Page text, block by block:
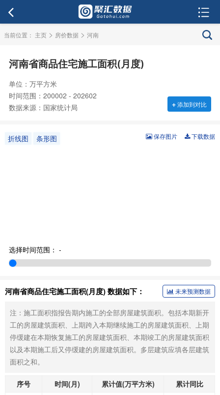
当前位置： 主页 > 房价数据 > 河南
河南省商品住宅施工面积(月度)
单位：万平方米
时间范围：200002 - 202602
数据来源：国家统计局
+添加到对比
折线图 条形图 下载数据
保存图片
选择时间范围： -
河南省商品住宅施工面积(月度) 数据如下： 未来预测数据
注：施工面积指报告期内施工的全部房屋建筑面积。包括本期新开
工的房屋建筑面积、上期跨入本期继续施工的房屋建筑面积、上期
停缓建在本期恢复施工的房屋建筑面积、本期竣工的房屋建筑面积
以及本期施工后又停缓建的房屋建筑面积。多层建筑应填各层建筑
面积之和。
序号 时间(月) 累计值(万平方米)
累计同比